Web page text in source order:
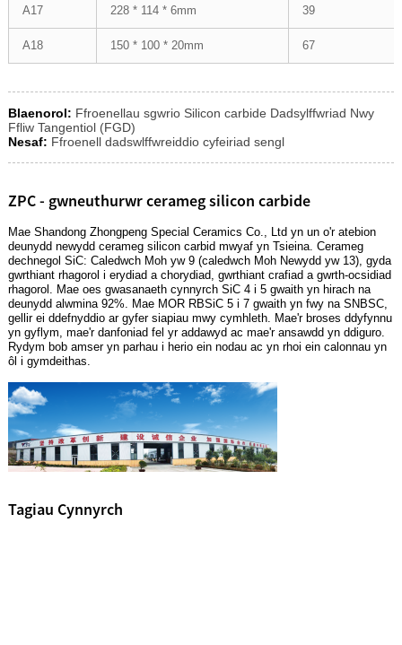
A17 228 * 114 * 6mm 39
A18 150 * 100 * 20mm 67
Blaenorol: Ffroenellau sgwrio Silicon carbide Dadsylffwriad Nwy
Ffliw Tangentiol (FGD)
Nesaf: Ffroenell dadswlffwreiddio cyfeiriad sengl
ZPC - gwneuthurwr cerameg silicon carbide
Mae Shandong Zhongpeng Special Ceramics Co., Ltd yn un o'r atebion
deunydd newydd cerameg silicon carbid mwyaf yn Tsieina. Cerameg
dechnegol SiC: Caledwch Moh yw 9 (caledwch Moh Newydd yw 13), gyda
gwrthiant rhagorol i erydiad a chorydiad, gwrthiant crafiad a gwrth-ocsidiad
rhagorol. Mae oes gwasanaeth cynnyrch SiC 4 i 5 gwaith yn hirach na
deunydd alwmina 92%. Mae MOR RBSiC 5 i 7 gwaith yn fwy na SNBSC,
gellir ei ddefnyddio ar gyfer siapiau mwy cymhleth. Mae'r broses ddyfynnu
yn gyflym, mae'r danfoniad fel yr addawyd ac mae'r ansawdd yn ddiguro.
Rydym bob amser yn parhau i herio ein nodau ac yn rhoi ein calonnau yn
ôl i gymdeithas.
Tagiau Cynnyrch